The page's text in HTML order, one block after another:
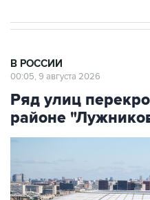
Ряд улиц
районе